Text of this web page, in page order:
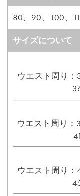
80、90、100、
サイズについて
ウエスト周り：
ウエスト周り：
ウエスト周り：